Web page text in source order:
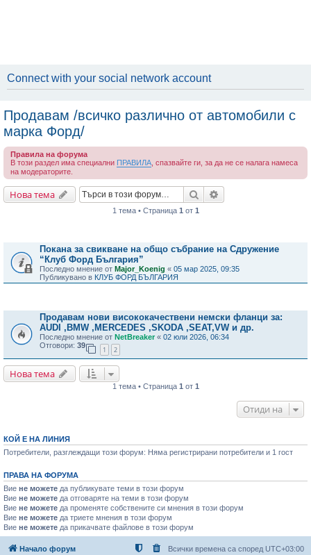
Connect with your social network account
Продавам /всичко различно от автомобили с
марка Форд/
Правила на форума
В този раздел има специални ПРАВИЛА , спазвайте ги, за да не се налага намеса
на модераторите.
Нова тема Търсене
1 тема • Страница 1 от 1
Покана за свикване на общо събрание на Сдружение
“Клуб Форд България”
Последно мнение от Major_Koenig « 05 мар 2025, 09:35
Публикувано в КЛУБ ФОРД БЪЛГАРИЯ
Продавам нови висококачествени немски фланци за:
AUDI ,BMW ,MERCEDES ,SKODA ,SEAT,VW и др.
Последно мнение от NetBreaker « 02 юли 2026, 06:34
Отговори: 39
1 2
Нова тема
1 тема • Страница 1 от 1
Отиди на
КОЙ Е НА ЛИНИЯ
Потребители, разглеждащи този форум: Няма регистрирани потребители и 1 гост
ПРАВА НА ФОРУМА
Вие не можете да публикувате теми в този форум
Вие не можете да отговаряте на теми в този форум
Вие не можете да променяте собствените си мнения в този форум
Вие не можете да триете мнения в този форум
Вие не можете да прикачвате файлове в този форум
Начало форум Всички времена са според UTC+03:00